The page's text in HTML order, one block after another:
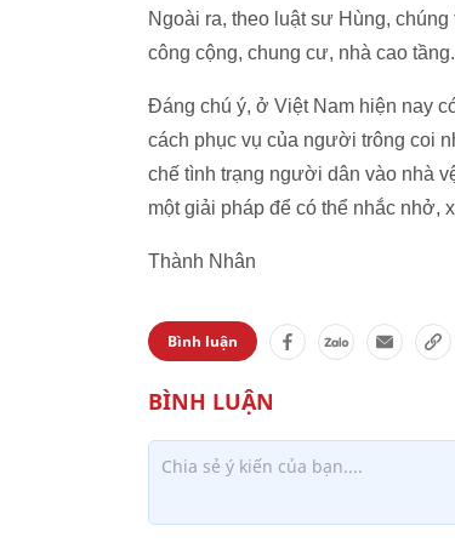
Ngoài ra, theo luật sư Hùng,
công cộng, chung cư, nhà cao
Đáng chú ý, ở Việt Nam hiện nay
cách phục vụ của người trông coi
chế tình trạng người dân vào nhà
một giải pháp để có thể nhắc nhở,
Thành Nhân
Bình luận